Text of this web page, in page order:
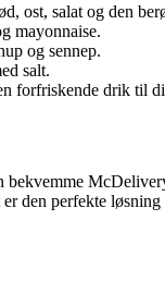
ost, salat og den
mayonnaise.
og sennep.
salt.
forfriskende drik til
den perfekte